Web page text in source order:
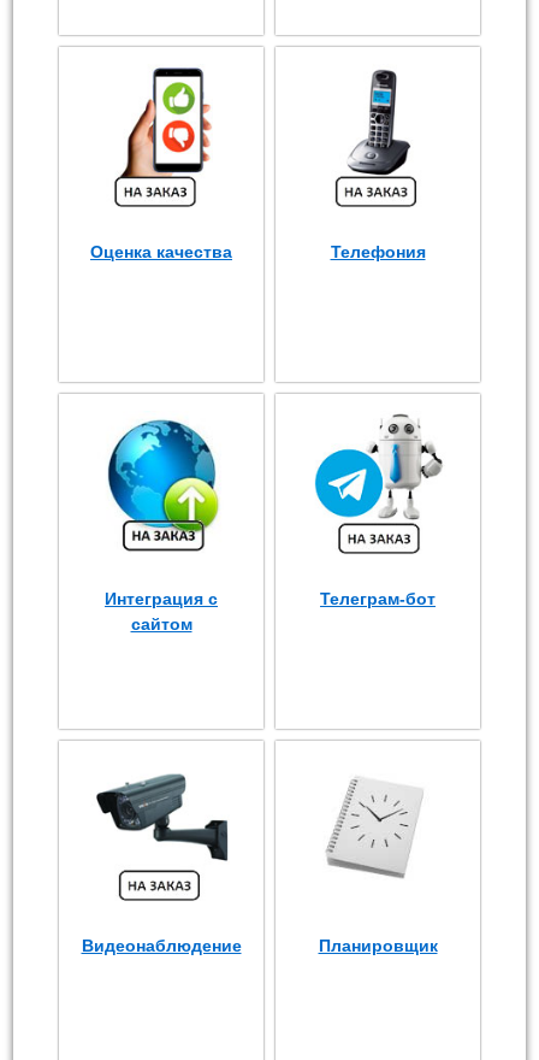
Оценка качества Телефония
Интеграция с
сайтом
Телеграм-бот
Видеонаблюдение Планировщик